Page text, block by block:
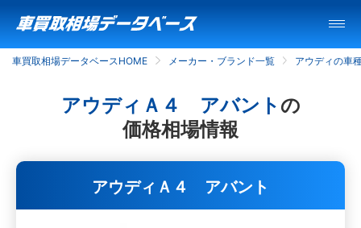
車買取相場データベースHOME メーカー・ブランド一覧 アウディの車
アウディＡ４ アバント の
価格相場情報
アウディＡ４ アバント